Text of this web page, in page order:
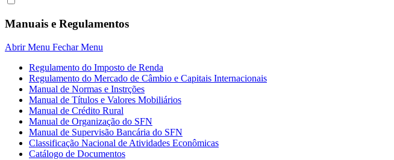
Manuais e Regulamentos
Abrir Menu Fechar Menu
Regulamento do Imposto de Renda
Regulamento do Mercado de Câmbio e Capitais Internacionais
Manual de Normas e Instrções
Manual de Títulos e Valores Mobiliários
Manual de Crédito Rural
Manual de Organização do SFN
Manual de Supervisão Bancária do SFN
Classificação Nacional de Atividades Econômicas
Catálogo de Documentos